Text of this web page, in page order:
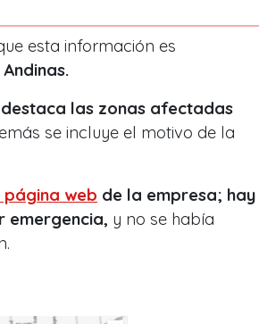
esta información es
destaca las zonas afectadas
se incluye el motivo de la
página web de la empresa; hay
emergencia, y no se había